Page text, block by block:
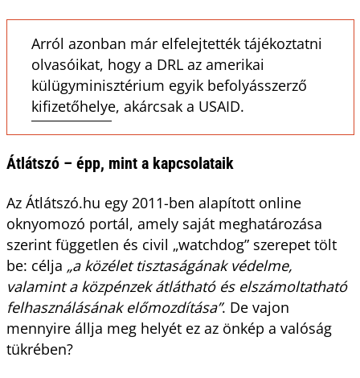
Arról azonban már elfelejtették tájékoztatni
olvasóikat, hogy a DRL az amerikai
külügyminisztérium egyik befolyásszerző
kifizetőhelye, akárcsak a USAID.
Átlátszó – épp, mint a kapcsolataik
Az Átlátszó.hu egy 2011-ben alapított online
oknyomozó portál, amely saját meghatározása
szerint független és civil „watchdog” szerepet tölt
be: célja „a közélet tisztaságának védelme,
valamint a közpénzek átlátható és elszámoltatható
felhasználásának előmozdítása”. De vajon
mennyire állja meg helyét ez az önkép a valóság
tükrében?